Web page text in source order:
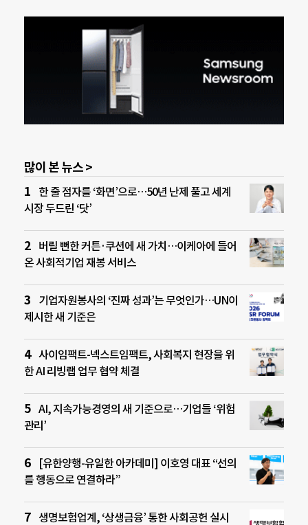
많이 본 뉴스 >
한 줄 점자를 ‘화면’으로…50년 난제 풀고 세계
시장 두드린 ‘닷’
버릴 뻔한 커튼·쿠션에 새 가치…이케아에 들어
온 사회적기업 재봉 서비스
기업자원봉사의 ‘진짜 성과’는 무엇인가…UN이
제시한 새 기준은
사이임팩트-넥스트임팩트, 사회복지 현장을 위
한 AI 리빙랩 업무 협약 체결
AI, 지속가능경영의 새 기준으로…기업들 ‘위험
관리’
[유한양행-유일한 아카데미] 이호영 대표 “선의
를 행동으로 연결하라”
생명보험업계, ‘상생금융’ 통한 사회공헌 실시